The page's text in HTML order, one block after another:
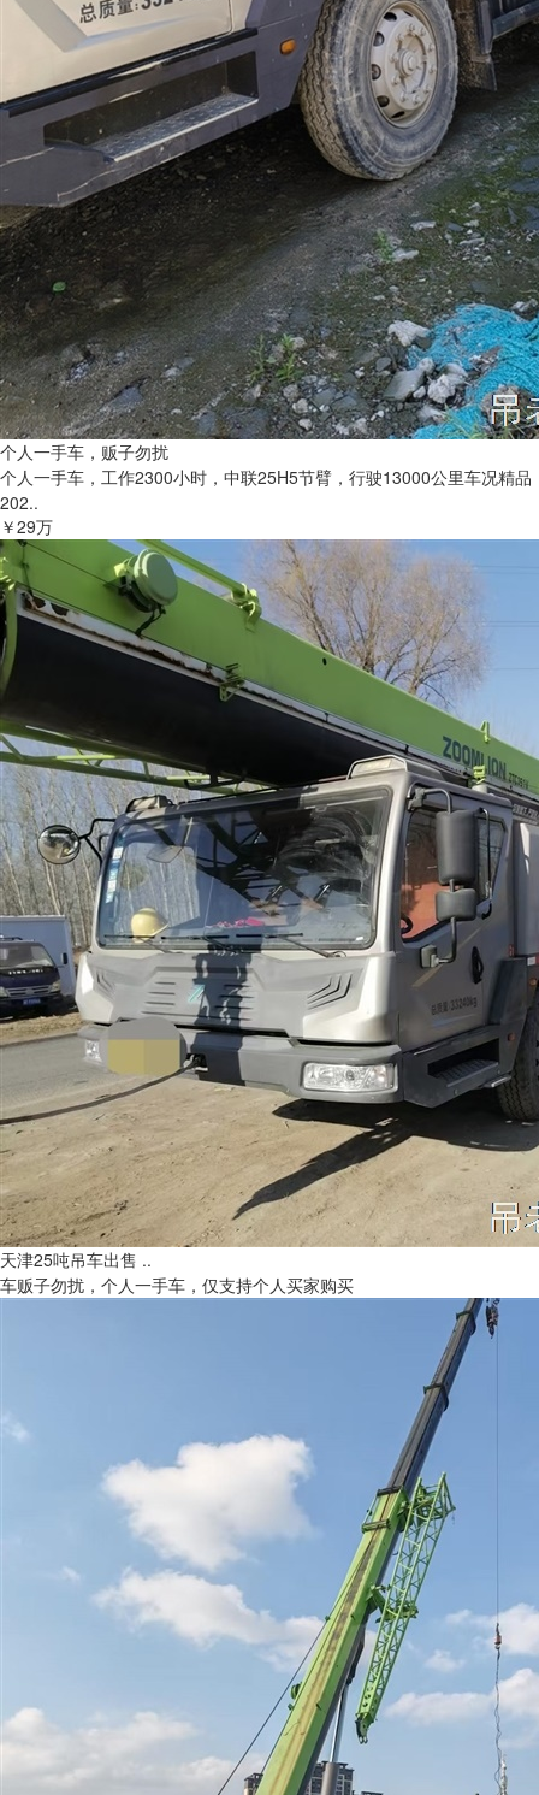
个人一手车，贩子勿扰
个人一手车，工作2300小时，中联25H5节臂，行驶13000公里车况精品
202..
￥29万
天津25吨吊车出售 ..
车贩子勿扰，个人一手车，仅支持个人买家购买